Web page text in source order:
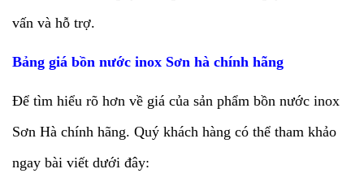
vấn và hỗ trợ.
Bảng giá bồn nước inox Sơn hà chính hãng
Để tìm hiểu rõ hơn về giá của sản phẩm bồn nước inox
Sơn Hà chính hãng. Quý khách hàng có thể tham khảo
ngay bài viết dưới đây: